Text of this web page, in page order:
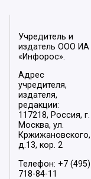
Учредитель и
издатель ООО ИА
«Инфорос».
Адрес
учредителя,
издателя,
редакции:
117218, Россия, г.
Москва, ул.
Кржижановского,
д.13, кор. 2
Телефон: +7 (495)
718-84-11